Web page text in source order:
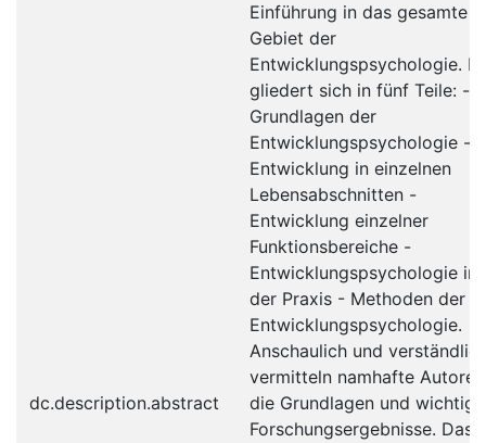
dc.description.abstract
Einführung in das gesamte
Gebiet der
Entwicklungspsychologie. Es
gliedert sich in fünf Teile: -
Grundlagen der
Entwicklungspsychologie -
Entwicklung in einzelnen
Lebensabschnitten -
Entwicklung einzelner
Funktionsbereiche -
Entwicklungspsychologie in
der Praxis - Methoden der
Entwicklungspsychologie.
Anschaulich und
vermitteln namhafte Autoren
die Grundlagen und wichtige
Forschungsergebnisse. Das